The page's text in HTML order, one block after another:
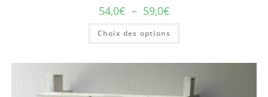
54,0€ – 59,0€
Choix des options